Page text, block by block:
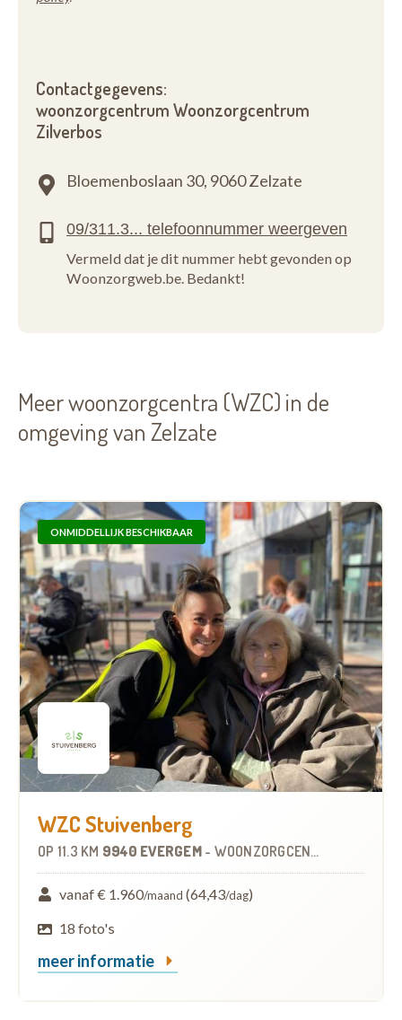
Contactgegevens:
woonzorgcentrum Woonzorgcentrum
Zilverbos
Bloemenboslaan 30, 9060 Zelzate
Vermeld dat je dit nummer hebt gevonden op
Woonzorgweb.be. Bedankt!
Meer woonzorgcentra (WZC) in de
omgeving van Zelzate
ONMIDDELLIJK BESCHIKBAAR
WZC Stuivenberg
OP 11.3 KM 9940 EVERGEM - WOONZORGCENTRUM (WZC)
vanaf € 1.960/maand (64,43/dag)
18 foto's
meer informatie